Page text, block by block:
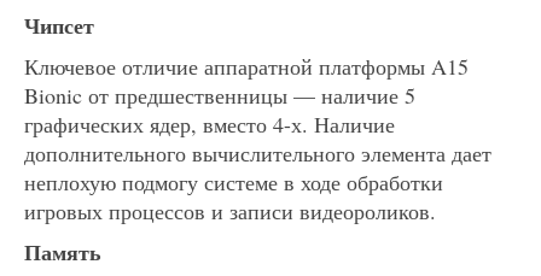
Чипсет
Ключевое отличие аппаратной платформы A15
Bionic от предшественницы — наличие 5
графических ядер, вместо 4-х. Наличие
дополнительного вычислительного элемента дает
неплохую подмогу системе в ходе обработки
игровых процессов и записи видеороликов.
Память